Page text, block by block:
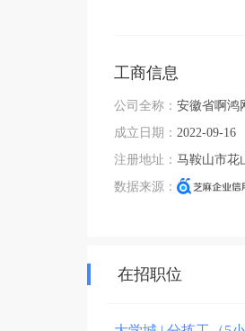
工商信息
公司全称： 安徽省啊鸿
成立日期： 2022-09-16
注册地址： 马鞍山市花
数据来源：
在招职位